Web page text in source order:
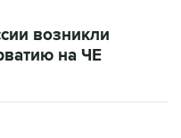
возникли
на ЧЕ